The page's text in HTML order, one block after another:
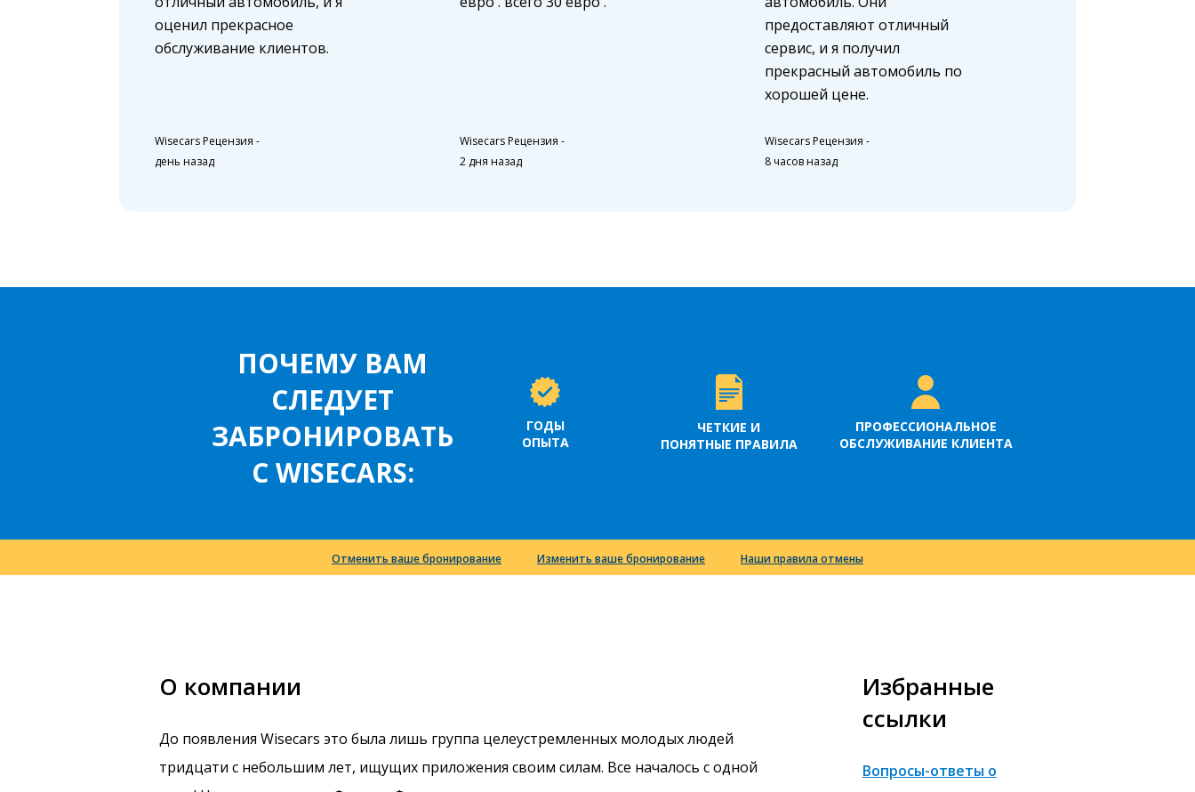
оценил прекрасное
обслуживание клиентов.
Wisecars Рецензия -
день назад
Wisecars Рецензия -
2 дня назад
предоставляют отличный
сервис, и я получил
прекрасный автомобиль по
хорошей цене.
Wisecars Рецензия -
8 часов назад
ПОЧЕМУ ВАМ
СЛЕДУЕТ
ЗАБРОНИРОВАТЬ
С WISECARS:
ГОДЫ
ОПЫТА
ЧЕТКИЕ И
ПОНЯТНЫЕ ПРАВИЛА
ПРОФЕССИОНАЛЬНОЕ
ОБСЛУЖИВАНИЕ КЛИЕНТА
Отменить ваше бронирование Изменить ваше бронирование Наши правила отмены
О компании
До появления Wisecars это была лишь группа целеустремленных молодых людей
тридцати с небольшим лет, ищущих приложения своим силам. Все началось с одной
Избранные
ссылки
Вопросы-ответы о